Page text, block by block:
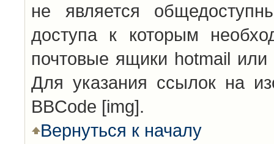
не является
доступа к которым
почтовые ящики hotmail
Для указания ссылок на
BBCode [img].
Вернуться к началу